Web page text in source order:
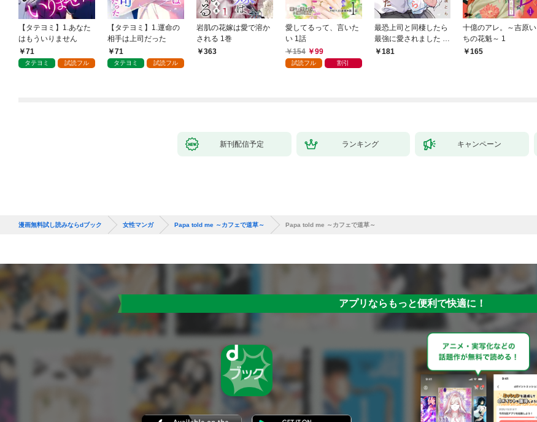
【タテヨミ】1.あなた
はもういりません
71
タテヨミ 試読フル
【タテヨミ】1.運命の
相手は上司だった
71
タテヨミ 試読フル
岩肌の花嫁は愛で溶か
される 1巻
363
愛してるって、言いた
い 1話
154
99
試読フル 割引
最恐上司と同棲したら
最強に愛されました 1
巻181
十億のアレ。～吉原い
ちの花魁～ 1
165
新刊配信予定 ランキング キャンペーン
漫画無料試し読みならdブック 女性マンガ Papa told me ～カフェで道草～ Papa told me ～カフェで道草～
アプリならもっと便利で快適に！